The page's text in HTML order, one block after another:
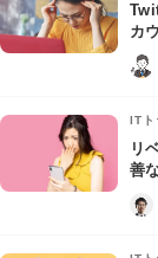
交通事故
労働問題
債権回収
カ
ITト
リ
善